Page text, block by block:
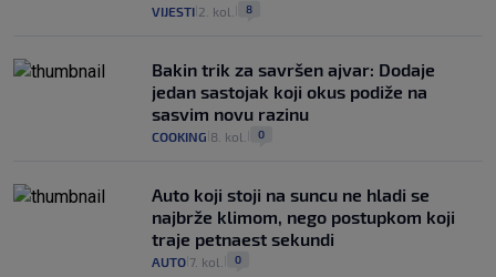
VIJESTI 2. kol. 8
Bakin trik za savršen ajvar: Dodaje
jedan sastojak koji okus podiže na
sasvim novu razinu
COOKING 8. kol. 0
Auto koji stoji na suncu ne hladi se
najbrže klimom, nego postupkom koji
traje petnaest sekundi
AUTO 7. kol. 0